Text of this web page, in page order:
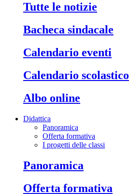
tutte le notizie
bacheca sindacale
calendario eventi
calendario scolastico
albo online
Didattica
Panoramica
Offerta formativa
I progetti delle classi
panoramica
offerta formativa